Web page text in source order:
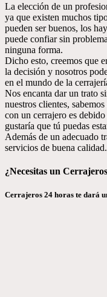
La elección de un
ya que existen muchos
pueden ser buenos, los
puede confiar sin
ninguna forma.
Dicho esto, creemos que
la decisión y nosotros
en el mundo de la
Nos encanta dar un trato
nuestros clientes,
con un cerrajero es
gustaría que tú puedas
Además de un adecuado
servicios de buena calidad.
¿Necesitas un
Cerrajeros 24 horas te dará